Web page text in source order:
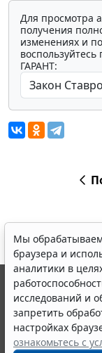
Для просмотра
получения
изменениях и
ГАРАНТ:
Мы
браузера и
аналитики в
исследований и
запретить
настройках
ознакомьтесь с
© ООО "НПП
выпускается с
являются
информации